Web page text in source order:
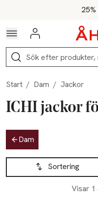
Hoppa till navigationsmenyn
För
Logga in
Sök
Start / Dam / Jackor
ICHI jackor
Hoppa till produktsidan
Dam
Hoppa till produktsidan
Sortering
Visar 1
Lista över produkter